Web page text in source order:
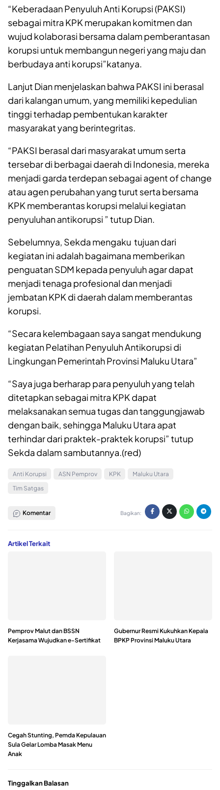
“Keberadaan Penyuluh Anti Korupsi (PAKSI)
sebagai mitra KPK merupakan komitmen dan
wujud kolaborasi bersama dalam pemberantasan
korupsi untuk membangun negeri yang maju dan
berbudaya anti korupsi”katanya.
Lanjut Dian menjelaskan bahwa PAKSI ini berasal
dari kalangan umum, yang memiliki kepedulian
tinggi terhadap pembentukan karakter
masyarakat yang berintegritas.
“PAKSI berasal dari masyarakat umum serta
tersebar di berbagai daerah di Indonesia, mereka
menjadi garda terdepan sebagai agent of change
atau agen perubahan yang turut serta bersama
KPK memberantas korupsi melalui kegiatan
penyuluhan antikorupsi ” tutup Dian.
Sebelumnya, Sekda mengaku tujuan dari
kegiatan ini adalah bagaimana memberikan
penguatan SDM kepada penyuluh agar dapat
menjadi tenaga profesional dan menjadi
jembatan KPK di daerah dalam memberantas
korupsi.
“Secara kelembagaan saya sangat mendukung
kegiatan Pelatihan Penyuluh Antikorupsi di
Lingkungan Pemerintah Provinsi Maluku Utara”
“Saya juga berharap para penyuluh yang telah
ditetapkan sebagai mitra KPK dapat
melaksanakan semua tugas dan tanggungjawab
dengan baik, sehingga Maluku Utara apat
terhindar dari praktek-praktek korupsi” tutup
Sekda dalam sambutannya.(red)
Anti Korupsi ASN Pemprov KPK
Maluku Utara
Tim Satgas
Komentar Bagikan:
Artikel Terkait
Pemprov Malut dan BSSN
Kerjasama Wujudkan e-Sertifikat
Gubernur Resmi Kukuhkan Kepala
BPKP Provinsi Maluku Utara
Cegah Stunting, Pemda Kepulauan
Sula Gelar Lomba Masak Menu
Anak
Tinggalkan Balasan